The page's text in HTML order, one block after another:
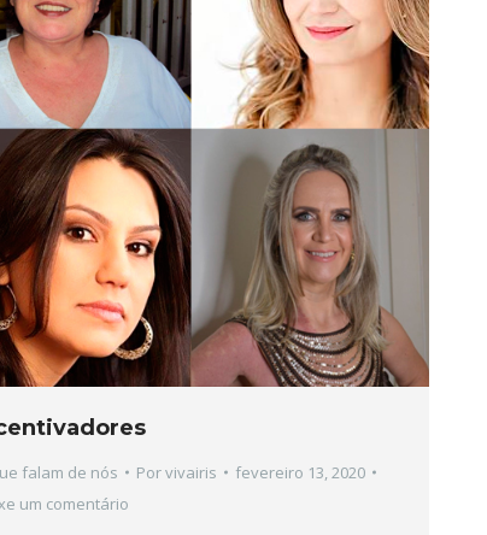
falam de nós Porvivairis
fevereiro 13, 2020
um comentário